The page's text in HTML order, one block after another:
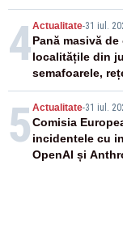
restricții –
4Actualitate-31 iul.
Pană masivă
localitățile din
semafoarele,
afectate
5 Actualitate-31 iul.
Comisia
incidentele cu
OpenAI și